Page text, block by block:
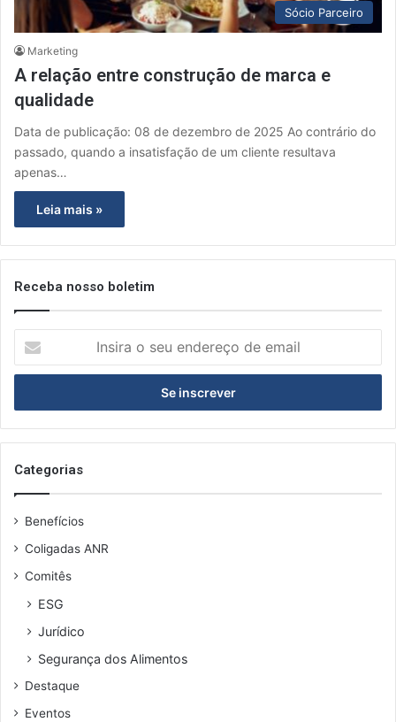
Sócio Parceiro
Marketing
A relação entre construção de marca e
qualidade
Data de publicação: 08 de dezembro de 2025 Ao contrário do
passado, quando a insatisfação de um cliente resultava
apenas…
Leia mais »
Receba nosso boletim
s
r
a
s
e
n
e
e
e
Categorias
Benefícios
Coligadas ANR
Comitês
ESG
Jurídico
Segurança dos Alimentos
Destaque
Eventos